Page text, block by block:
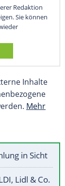
Redaktion
Sie können
Inhalte
Mehr
in Sicht
Lidl & Co.